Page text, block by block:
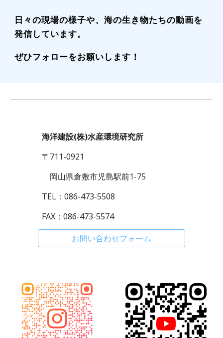
日々の現場の様子や、海の生き物たちの動画を
発信しています。
ぜひフォローをお願いします！
海洋建設(株)水産環境研究所
〒711-0921
岡山県倉敷市児島駅前1-75
TEL：086-473-5508
FAX：086-473-5574
お問い合わせフォーム